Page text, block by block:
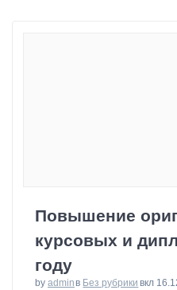
Повышение
курсовых и
году
by adminв Без рубрики вкл